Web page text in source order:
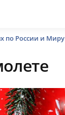
по России и Миру